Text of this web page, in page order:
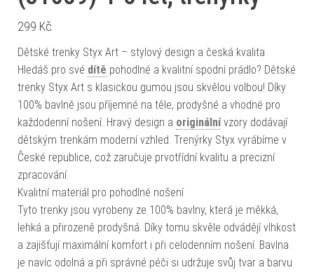
299 Kč
Dětské trenky Styx Art – stylový design a česká kvalita
Hledáš pro své dítě pohodlné a kvalitní spodní prádlo? Dětské
trenky Styx Art s klasickou gumou jsou skvělou volbou! Díky
100% bavlně jsou příjemné na těle, prodyšné a vhodné pro
každodenní nošení. Hravý design a originálnívzory dodávají
dětským trenkám moderní vzhled. Trenýrky Styx vyrábíme v
České republice, což zaručuje prvotřídní kvalitu a precizní
zpracování.
Kvalitní materiál pro pohodlné nošení
Tyto trenky jsou vyrobeny ze 100% bavlny, která je měkká,
lehká a přirozeně prodyšná. Díky tomu skvěle odvádějí vlhkost
a zajišťují maximální komfort i při celodenním nošení. Bavlna
je navíc odolná a při správné péči si udržuje svůj tvar a barvu